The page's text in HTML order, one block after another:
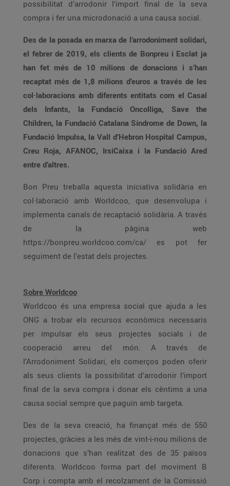
possibilitat d’arrodonir l’import final de la seva
compra i fer una microdonació a una causa social.
Des de la posada en marxa de l’arrodoniment solidari,
el febrer de 2019, els clients de Bonpreu i Esclat ja
han fet més de 10 milions de donacions i s’han
recaptat més de 1,8 milions d’euros a través de les
col·laboracions amb diferents entitats com el Casal
dels Infants, la Fundació Oncolliga, Save the
Children, la Fundació Catalana Síndrome de Down, la
Fundació Impulsa, la Vall d’Hebron Hospital Campus,
Creu Roja, AFANOC, IrsiCaixa i la Fundació Ared
entre d’altres.
Bon Preu treballa aquesta iniciativa solidària en
col·laboració amb Worldcoo, que desenvolupa i
implementa canals de recaptació solidària. A través
de la pàgina web
https://bonpreu.worldcoo.com/ca/ es pot fer
seguiment de l’estat dels projectes.
Sobre Worldcoo
Worldcoo és una empresa social que ajuda a les
ONG a trobar els recursos econòmics necessaris
per impulsar els seus projectes socials i de
cooperació arreu del món. A través de
l’Arrodoniment Solidari, els comerços poden oferir
als seus clients la possibilitat d’arrodonir l’import
final de la seva compra i donar els cèntims a una
causa social sempre que paguin amb targeta.
Des de la seva creació, ha finançat més de 550
projectes, gràcies a les més de vint-i-nou milions de
donacions que s’han realitzat des de 35 països
diferents. Worldcoo forma part del moviment B
Corp i compta amb el recolzament de la Comissió